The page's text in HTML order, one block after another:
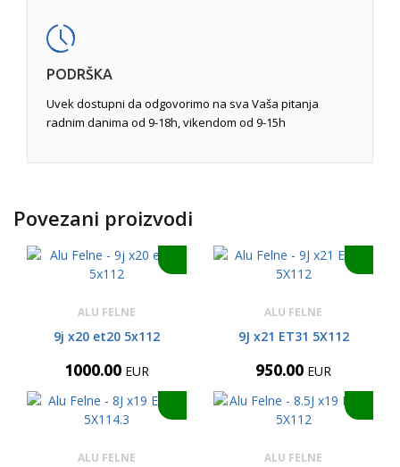
PODRŠKA
Uvek dostupni da odgovorimo na sva Vaša pitanja
radnim danima od 9-18h, vikendom od 9-15h
Povezani proizvodi
ALU FELNE
9j x20 et20 5x112
1000.00 EUR
ALU FELNE
9J x21 ET31 5X112
950.00 EUR
ALU FELNE ALU FELNE